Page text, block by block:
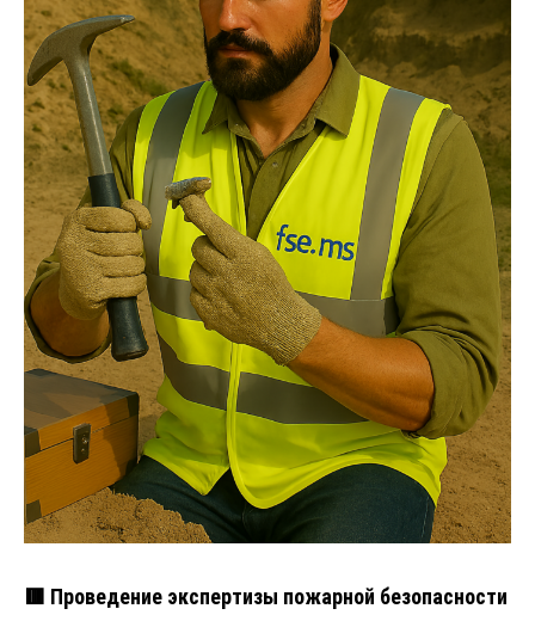
🟥 Проведение экспертизы пожарной безопасности